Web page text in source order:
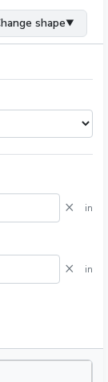
shape▼
× in
× in